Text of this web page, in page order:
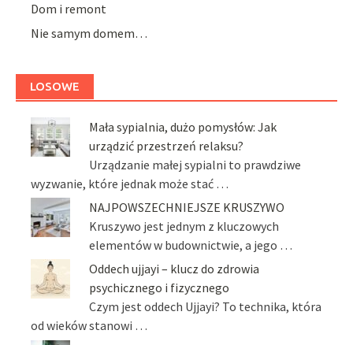
Dom i remont
Nie samym domem…
LOSOWE
Mała sypialnia, dużo pomysłów: Jak
urządzić przestrzeń relaksu?
Urządzanie małej sypialni to prawdziwe
wyzwanie, które jednak może stać …
NAJPOWSZECHNIEJSZE KRUSZYWO
Kruszywo jest jednym z kluczowych
elementów w budownictwie, a jego …
Oddech ujjayi – klucz do zdrowia
psychicznego i fizycznego
Czym jest oddech Ujjayi? To technika, która
od wieków stanowi …